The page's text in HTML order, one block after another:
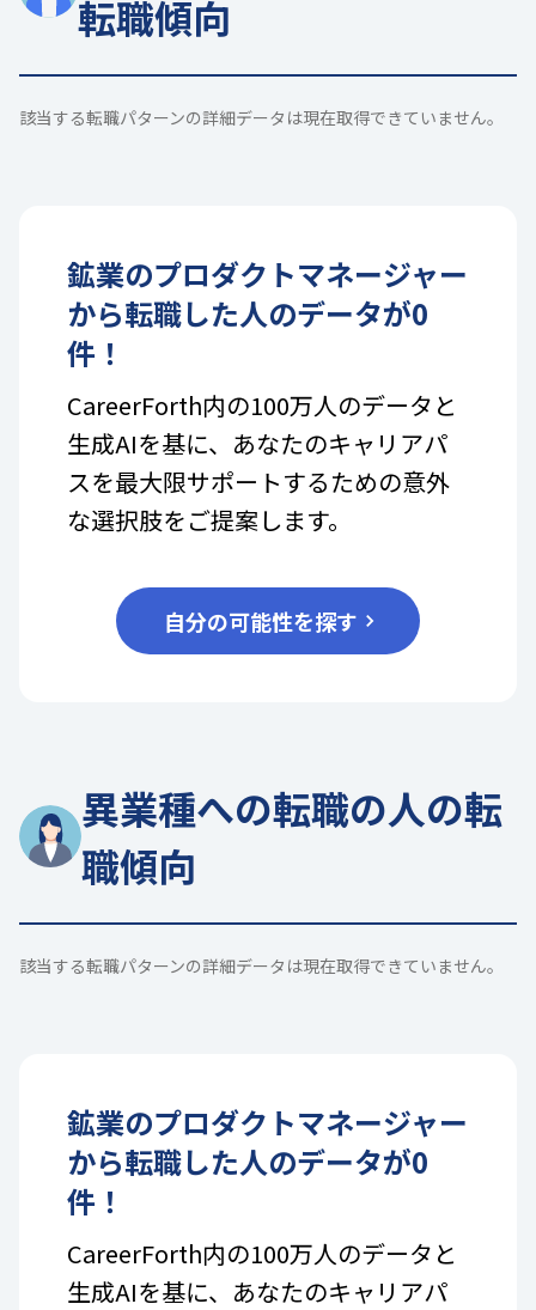
転職傾向
該当する転職パターンの詳細データは現在取得できていません。
鉱業のプロダクトマネージャー
から転職した人のデータが0
件！
CareerForth内の100万人のデータと
生成AIを基に、あなたのキャリアパ
スを最大限サポートするための意外
な選択肢をご提案します。
自分の可能性を探す
異業種への転職の人の転
職傾向
該当する転職パターンの詳細データは現在取得できていません。
鉱業のプロダクトマネージャー
から転職した人のデータが0
件！
CareerForth内の100万人のデータと
生成AIを基に、あなたのキャリアパ